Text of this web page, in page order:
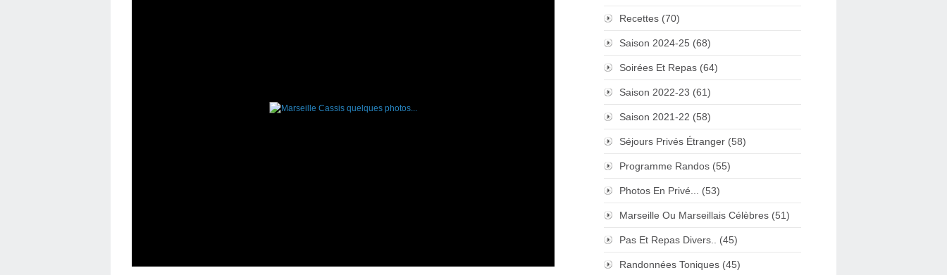
Recettes (70)
Saison 2024-25 (68)
Soirées Et Repas (64)
Saison 2022-23 (61)
Saison 2021-22 (58)
Séjours Privés Étranger (58)
Programme Randos (55)
Photos En Privé... (53)
Marseille Ou Marseillais Célèbres (51)
Pas Et Repas Divers.. (45)
Randonnées Toniques (45)